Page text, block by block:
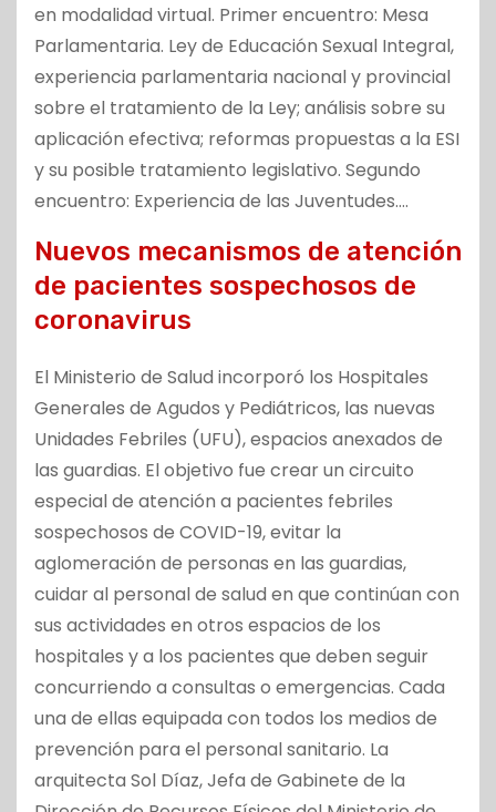
en modalidad virtual. Primer encuentro: Mesa
Parlamentaria. Ley de Educación Sexual Integral,
experiencia parlamentaria nacional y provincial
sobre el tratamiento de la Ley; análisis sobre su
aplicación efectiva; reformas propuestas a la ESI
y su posible tratamiento legislativo. Segundo
encuentro: Experiencia de las Juventudes….
Nuevos mecanismos de atención
de pacientes sospechosos de
coronavirus
El Ministerio de Salud incorporó los Hospitales
Generales de Agudos y Pediátricos, las nuevas
Unidades Febriles (UFU), espacios anexados de
las guardias. El objetivo fue crear un circuito
especial de atención a pacientes febriles
sospechosos de COVID-19, evitar la
aglomeración de personas en las guardias,
cuidar al personal de salud en que continúan con
sus actividades en otros espacios de los
hospitales y a los pacientes que deben seguir
concurriendo a consultas o emergencias. Cada
una de ellas equipada con todos los medios de
prevención para el personal sanitario. La
arquitecta Sol Díaz, Jefa de Gabinete de la